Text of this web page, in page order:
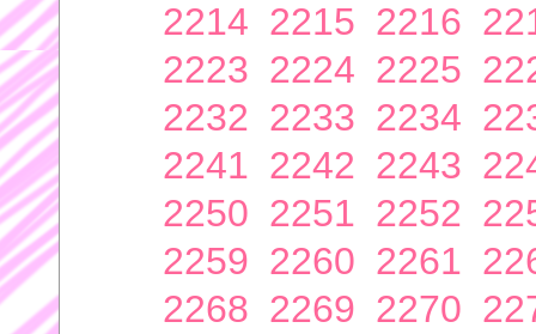
2214 2215 2216
2223 2224 2225
2232 2233 2234
2241 2242 2243
2250 2251 2252
2259 2260 2261
2268 2269 2270